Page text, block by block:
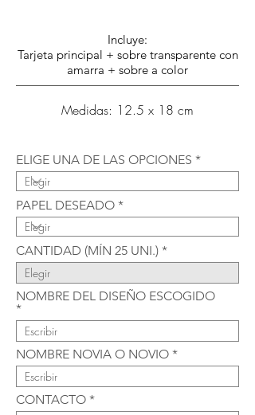
Incluye:
Tarjeta principal + sobre transparente con
amarra + sobre a color
Medidas: 12.5 x 18 cm
ELIGE UNA DE LAS OPCIONES
PAPEL DESEADO
CANTIDAD (MÍN 25 UNI.)
NOMBRE DEL DISEÑO ESCOGIDO
NOMBRE NOVIA O NOVIO
CONTACTO